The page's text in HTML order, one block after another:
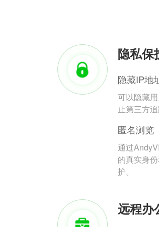
隐私保
隐藏IP地
可以隐藏
止第三方
匿名浏览
通过
的真实身
护。
远程办